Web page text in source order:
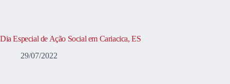
Dia Especial de Ação Social em Cariacica, ES
29/07/2022